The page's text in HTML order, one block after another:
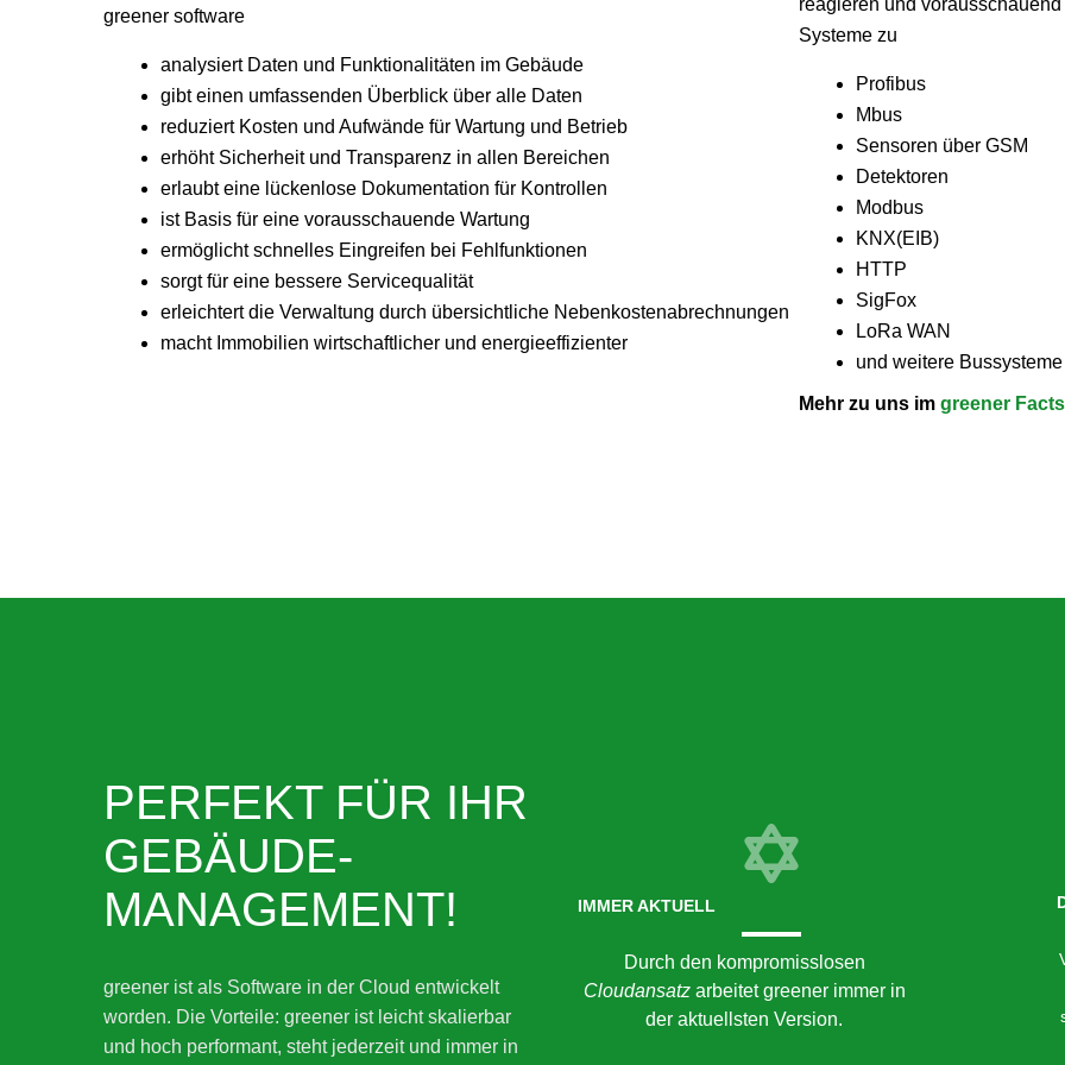
greener software
analysiert Daten und Funktionalitäten im Gebäude
gibt einen umfassenden Überblick über alle Daten
reduziert Kosten und Aufwände für Wartung und Betrieb
erhöht Sicherheit und Transparenz in allen Bereichen
erlaubt eine lückenlose Dokumentation für Kontrollen
ist Basis für eine vorausschauende Wartung
ermöglicht schnelles Eingreifen bei Fehlfunktionen
sorgt für eine bessere Servicequalität
erleichtert die Verwaltung durch übersichtliche Nebenkostenabrechnungen
macht Immobilien wirtschaftlicher und energieeffizienter
Systeme zu
Profibus
Mbus
Sensoren über GSM
Detektoren
Modbus
KNX(EIB)
HTTP
SigFox
LoRa WAN
und weitere Bussysteme
Mehr zu uns im greener
PERFEKT FÜR IHR
GEBÄUDE-
MANAGEMENT!
greener ist als Software in der Cloud entwickelt
worden. Die Vorteile: greener ist leicht skalierbar
und hoch performant, steht jederzeit und immer in
IMMER AKTUELL
Durch den kompromisslosen
Cloudansatzarbeitet greener immer in
der aktuellsten Version.